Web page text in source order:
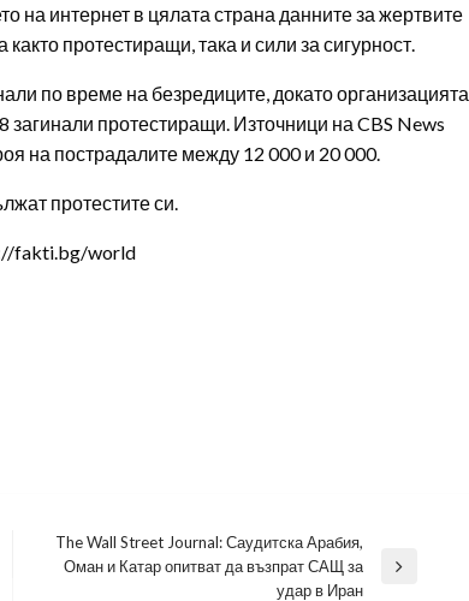
на интернет в цялата страна данните за жертвите
протестиращи, така и сили за сигурност.
по време на безредиците, докато организацията
протестиращи. Източници на CBS News
на пострадалите между 12 000 и 20 000.
протестите си.
fakti.bg/world
Next
The Wall Street Journal: Саудитска Арабия,
Оман и Катар опитват да възпрат САЩ за
удар в Иран